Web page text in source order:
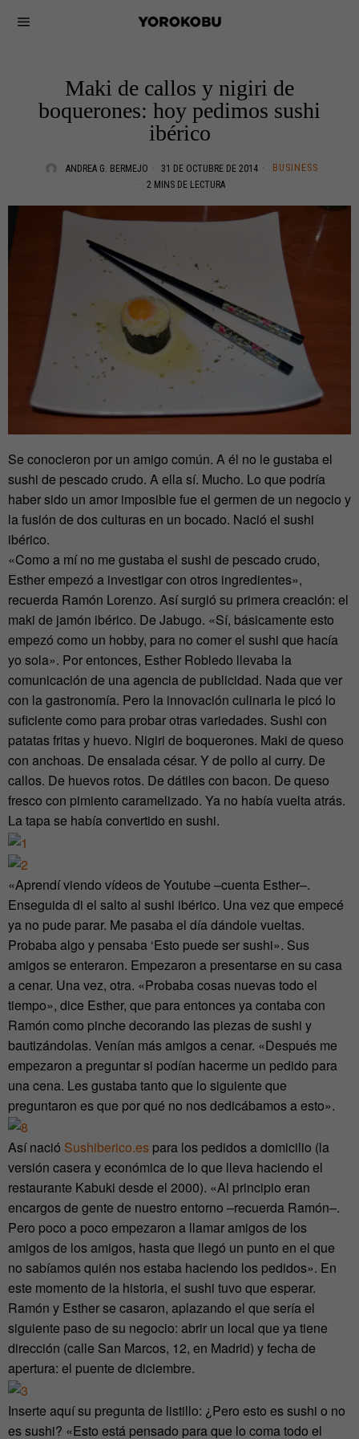
Maki de callos y nigiri de
boquerones: hoy pedimos sushi
ibérico
ANDREA G. BERMEJO 31 DE OCTUBRE DE 2014
BUSINESS
2 MINS DE LECTURA
Se conocieron por un amigo común. A él no le gustaba el
sushi de pescado crudo. A ella sí. Mucho. Lo que podría
haber sido un amor imposible fue el germen de un negocio y
la fusión de dos culturas en un bocado. Nació el sushi
ibérico.
«Como a mí no me gustaba el sushi de pescado crudo,
Esther empezó a investigar con otros ingredientes»,
recuerda Ramón Lorenzo. Así surgió su primera creación: el
maki de jamón ibérico. De Jabugo. «Sí, básicamente esto
empezó como un hobby, para no comer el sushi que hacía
yo sola». Por entonces, Esther Robledo llevaba la
comunicación de una agencia de publicidad. Nada que ver
con la gastronomía. Pero la innovación culinaria le picó lo
suficiente como para probar otras variedades. Sushi con
patatas fritas y huevo. Nigiri de boquerones. Maki de queso
con anchoas. De ensalada césar. Y de pollo al curry. De
callos. De huevos rotos. De dátiles con bacon. De queso
fresco con pimiento caramelizado. Ya no había vuelta atrás.
La tapa se había convertido en sushi.
«Aprendí viendo vídeos de Youtube –cuenta Esther–.
Enseguida di el salto al sushi ibérico. Una vez que empecé
ya no pude parar. Me pasaba el día dándole vueltas.
Probaba algo y pensaba ‘Esto puede ser sushi». Sus
amigos se enteraron. Empezaron a presentarse en su casa
a cenar. Una vez, otra. «Probaba cosas nuevas todo el
tiempo», dice Esther, que para entonces ya contaba con
Ramón como pinche decorando las piezas de sushi y
bautizándolas. Venían más amigos a cenar. «Después me
empezaron a preguntar si podían hacerme un pedido para
una cena. Les gustaba tanto que lo siguiente que
preguntaron es que por qué no nos dedicábamos a esto».
Así nació Sushiberico.es para los pedidos a domicilio (la
versión casera y económica de lo que lleva haciendo el
restaurante Kabuki desde el 2000). «Al principio eran
encargos de gente de nuestro entorno –recuerda Ramón–.
Pero poco a poco empezaron a llamar amigos de los
amigos de los amigos, hasta que llegó un punto en el que
no sabíamos quién nos estaba haciendo los pedidos». En
este momento de la historia, el sushi tuvo que esperar.
Ramón y Esther se casaron, aplazando el que sería el
siguiente paso de su negocio: abrir un local que ya tiene
dirección (calle San Marcos, 12, en Madrid) y fecha de
apertura: el puente de diciembre.
Inserte aquí su pregunta de listillo: ¿Pero esto es sushi o no
es sushi? «Esto está pensado para que lo coma todo el